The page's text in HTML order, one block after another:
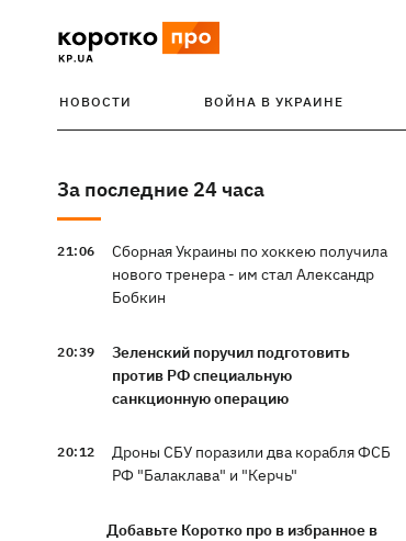
НОВОСТИ ВОЙНА В УКРАИНЕ
За последние 24 часа
21:06
Сборная Украины по хоккею получила
нового тренера - им стал Александр
Бобкин
20:39
Зеленский поручил подготовить
против РФ специальную
санкционную операцию
20:12
Дроны СБУ поразили два корабля ФСБ
РФ "Балаклава" и "Керчь"
Добавьте Коротко про в избранное в